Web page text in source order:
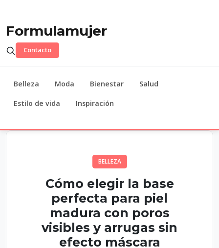
Formulamujer
Contacto
Belleza Moda Bienestar Salud
Estilo de vida Inspiración
BELLEZA
Cómo elegir la base
perfecta para piel
madura con poros
visibles y arrugas sin
efecto máscara